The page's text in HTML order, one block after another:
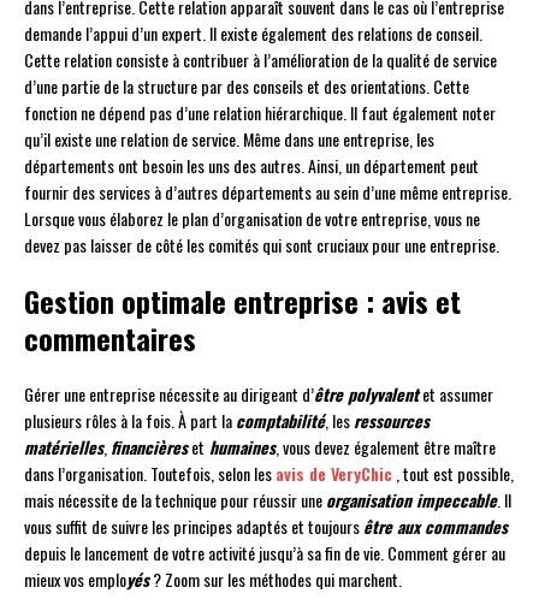
dans l’entreprise. Cette relation apparaît souvent dans le cas où l’entreprise
demande l’appui d’un expert. Il existe également des relations de conseil.
Cette relation consiste à contribuer à l’amélioration de la qualité de service
d’une partie de la structure par des conseils et des orientations. Cette
fonction ne dépend pas d’une relation hiérarchique. Il faut également noter
qu’il existe une relation de service. Même dans une entreprise, les
départements ont besoin les uns des autres. Ainsi, un département peut
fournir des services à d’autres départements au sein d’une même entreprise.
Lorsque vous élaborez le plan d’organisation de votre entreprise, vous ne
devez pas laisser de côté les comités qui sont cruciaux pour une entreprise.
Gestion optimale entreprise : avis et
commentaires
Gérer une entreprise nécessite au dirigeant d’être polyvalentet assumer
plusieurs rôles à la fois. À part lacomptabilité, lesressources
matérielles, financièreset humaines, vous devez également être maître
dans l’organisation. Toutefois, selon lesavis de VeryChic , tout est possible,
mais nécessite de la technique pour réussir uneorganisation impeccable. Il
vous suffit de suivre les principes adaptés et toujoursêtre aux commandes
depuis le lancement de votre activité jusqu’à sa fin de vie. Comment gérer au
mieux vos employés? Zoom sur les méthodes qui marchent.